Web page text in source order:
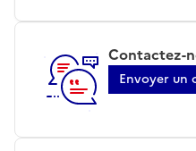
Contactez-
Envoyer un